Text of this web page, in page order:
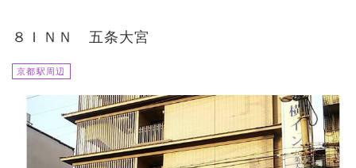
８ＩＮＮ 五条大宮
京都駅周辺